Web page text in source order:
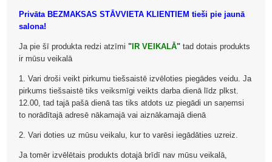
Privāta BEZMAKSAS STĀVVIETA KLIENTIEM tieši pie jaunā
salona!
Ja pie šī produkta redzi atzīmi " IR VEIKALĀ" tad dotais produkts
ir mūsu veikalā
1. Vari droši veikt pirkumu tiešsaistē izvēloties piegādes veidu. Ja
pirkums tiešsaistē tiks veiksmīgi veikts darba dienā līdz plkst.
12.00, tad tajā pašā dienā tas tiks atdots uz piegādi un saņemsi
to norādītajā adresē nākamajā vai aiznākamajā dienā
2. Vari doties uz mūsu veikalu, kur to varēsi iegādāties uzreiz.
Ja tomēr izvēlētais produkts dotajā brīdī nav mūsu veikalā,